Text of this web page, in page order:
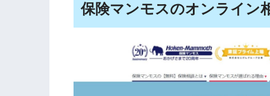
保険マンモスのオンライン